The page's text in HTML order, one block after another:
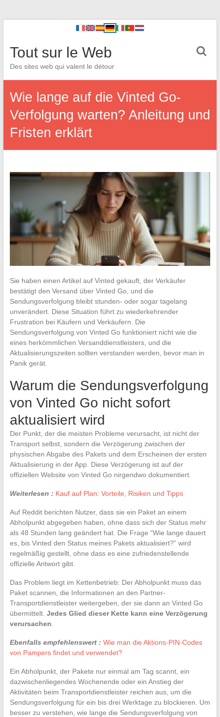
Tout sur le Web
Des sites web qui valent le détour
Wie lange auf die Vinted Go-
Verfolgung warten? Anleitung und
Fristen erklärt
Sie haben einen Artikel auf Vinted gekauft, der Verkäufer
bestätigt den Versand über Vinted Go, und die
Sendungsverfolgung bleibt stunden- oder sogar tagelang
unverändert. Diese Situation führt zu wiederkehrender
Frustration bei Käufern und Verkäufern. Die
Sendungsverfolgung von Vinted Go funktioniert nicht wie die
eines herkömmlichen Versanddienstleisters, und die
Aktualisierungszeiten sollten verstanden werden, bevor man in
Panik gerät.
Warum die Sendungsverfolgung
von Vinted Go nicht sofort
aktualisiert wird
Der Punkt, der die meisten Probleme verursacht, ist nicht der
Transport selbst, sondern die Verzögerung zwischen der
physischen Abgabe des Pakets und dem Erscheinen der ersten
Aktualisierung in der App. Diese Verzögerung ist auf der
offiziellen Website von Vinted Go nirgendwo dokumentiert.
Weiterlesen : Kauf auf Plan: Vorteile, Risiken und Tipps
Auf Reddit berichten Nutzer, dass sie ein Paket an einem
Abholpunkt abgegeben haben, ohne dass sich der Status mehr
als 48 Stunden lang geändert hat. Die Frage “Wie lange dauert
es, bis Vinted den Status meines Pakets aktualisiert?” wird
regelmäßig gestellt, ohne dass es eine zufriedenstellende
offizielle Antwort gibt.
Das Problem liegt im Kettenbetrieb: Der Abholpunkt muss das
Paket scannen, die Informationen an den Partner-
Transportdienstleister weitergeben, der sie dann an Vinted Go
übermittelt. Jedes Glied dieser Kette kann eine Verzögerung
verursachen
Ebenfalls empfehlenswert : Wie man die Aktions-PIN-Codes
von Pampers findet und verwendet?
Ein Abholpunkt, der Pakete nur einmal am Tag scannt, ein
dazwischenliegendes Wochenende oder ein Anstieg der
Aktivitäten beim Transportdienstleister reichen aus, um die
Sendungsverfolgung für ein bis drei Werktage zu blockieren. Um
besser zu verstehen, wie lange die Sendungsverfolgung von